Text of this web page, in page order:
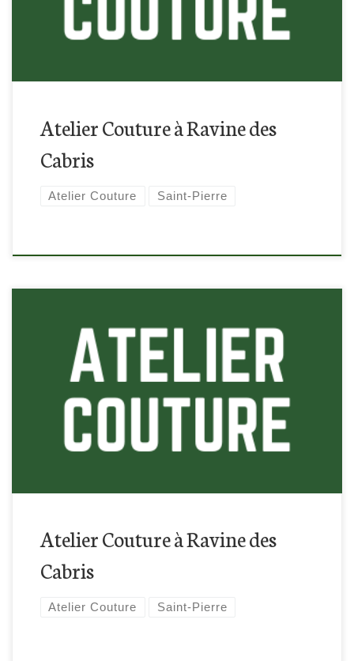
Atelier Couture à Ravine des
Cabris
Atelier Couture Saint-Pierre
Retrouvez-nous à la Ravines des Cabris à Saint-Pierre pour
cette atelier couture !
Atelier Couture à Ravine des
Cabris
Atelier Couture Saint-Pierre